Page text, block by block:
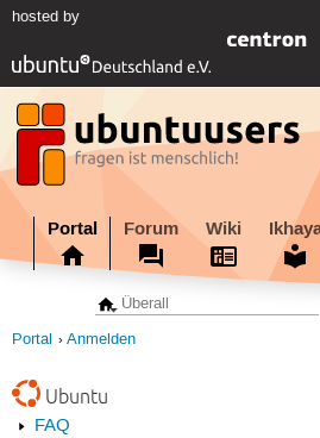
hosted by
Portal Forum Wiki
Portal Anmelden
Ubuntu
FAQ